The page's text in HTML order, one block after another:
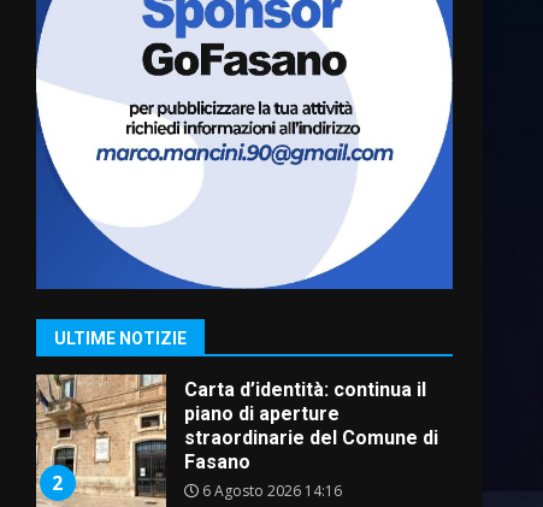
ULTIME NOTIZIE
5 Agosto 2026 17:30
7
Truffatori in azione nelle
frazioni fasanesi
5 Agosto 2026 11:03
1
Fasanese ferito a colpi di
arma da fuoco
6 Agosto 2026 18:13
2
Carta d’identità: continua il
piano di aperture
straordinarie del Comune di
Fasano
6 Agosto 2026 14:16